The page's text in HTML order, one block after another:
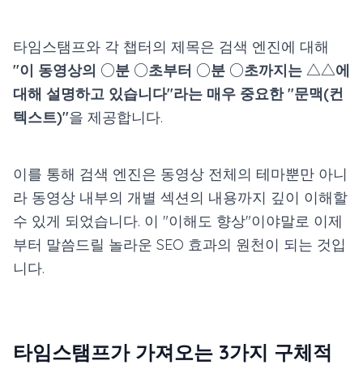
타임스탬프와 각 챕터의 제목은 검색 엔진에 대해
"이 동영상의 ○분 ○초부터 ○분 ○초까지는 △△에
대해 설명하고 있습니다"라는 매우 중요한 "문맥(컨
텍스트)"을 제공합니다.
이를 통해 검색 엔진은 동영상 전체의 테마뿐만 아니
라 동영상 내부의 개별 섹션의 내용까지 깊이 이해할
수 있게 되었습니다. 이 "이해도 향상"이야말로 이제
부터 말씀드릴 놀라운 SEO 효과의 원천이 되는 것입
니다.
타임스탬프가 가져오는 3가지 구체적